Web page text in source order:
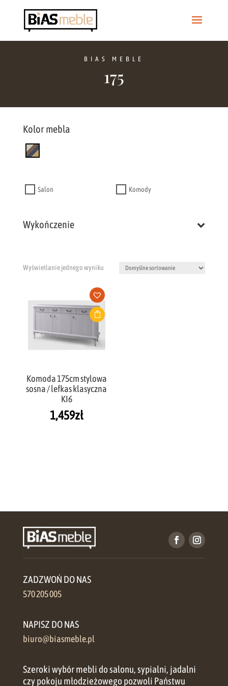
BIAS MEBLE
175
Kolor mebla
Salon Komody
Wykończenie
Wyświetlanie jednego wyniku
Komoda 175cm stylowa
sosna / lefkas klasyczna
KI6
1,459zł
ZADZWOŃ DO NAS
570 205 005
NAPISZ DO NAS
biuro@biasmeble.pl
Szeroki wybór mebli do salonu, sypialni, jadalni
czy pokoju młodzieżowego pozwoli Państwu